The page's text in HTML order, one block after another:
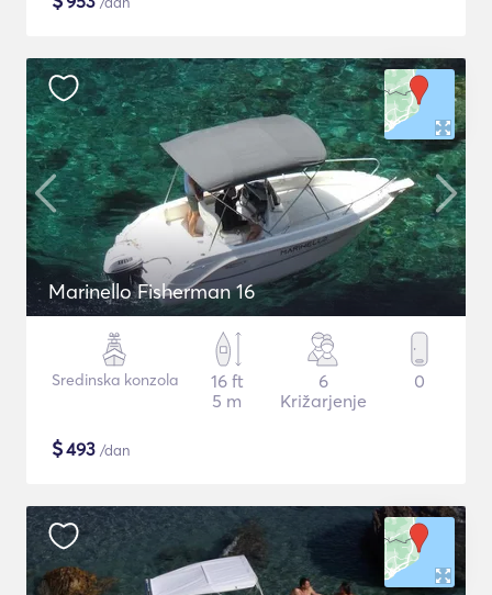
Marinello Fisherman 16
Sredinska konzola
16 ft
5 m
6
Križarjenje
0
$493 /dan